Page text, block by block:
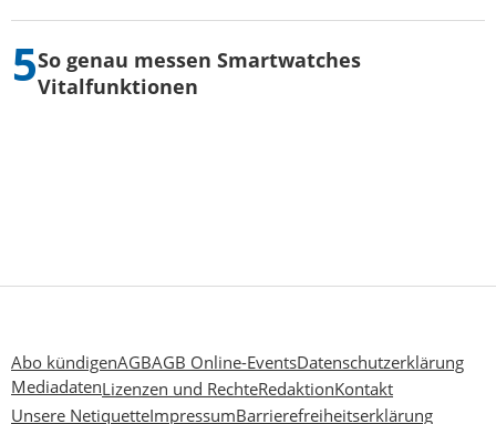
So genau messen Smartwatches
Vitalfunktionen
Abo kündigenAGBAGB Online-EventsDatenschutzerklärung
MediadatenLizenzen und RechteRedaktionKontakt
Unsere NetiquetteImpressumBarrierefreiheitserklärung